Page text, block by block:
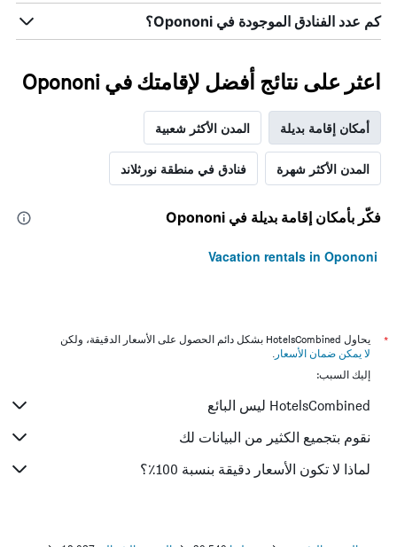
كم عدد الفنادق الموجودة في Opononi؟
اعثر على نتائج أفضل لإقامتك في Opononi
أمكان إقامة بديلة المدن الأكثر شعبية
المدن الأكثر شهرة فنادق في منطقة نورثلاند
فكّر بأمكان إقامة بديلة في Opononi
Vacation rentals in Opononi
*
يحاول HotelsCombined بشكل دائم الحصول على الأسعار الدقيقة، ولكن
لا يمكن ضمان الأسعار .
إليك السبب:
HotelsCombined ليس البائع
نقوم بتجميع الكثير من البيانات لك
لماذا لا تكون الأسعار دقيقة بنسبة 100٪؟